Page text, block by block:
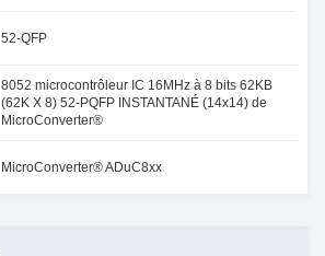
52-QFP
8052 microcontrôleur IC 16MHz à 8 bits 62KB
(62K X 8) 52-PQFP INSTANTANÉ (14x14) de
MicroConverter®
MicroConverter® ADuC8xx